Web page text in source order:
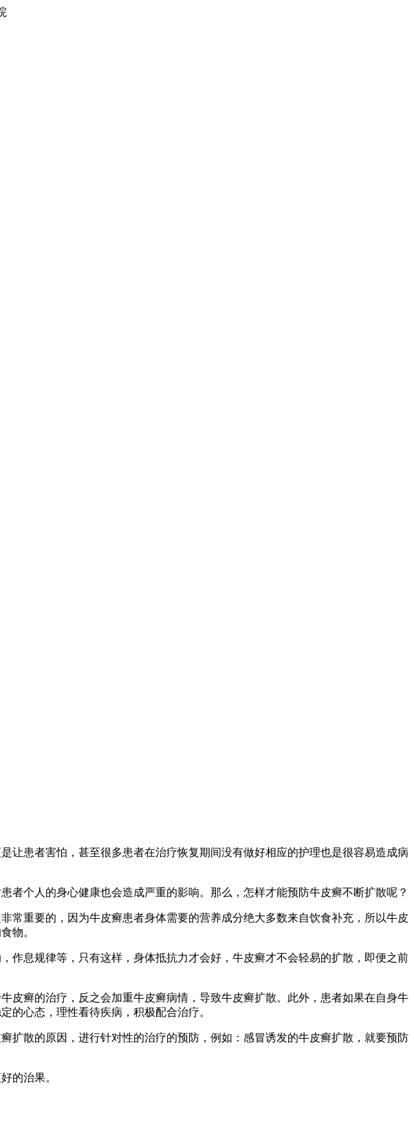
患者害怕，甚至很多患者在治疗恢复期间没有做好相应的护理也是很容易造成病
个人的身心健康也会造成严重的影响。那么，怎样才能预防牛皮癣不断扩散呢？
重要的，因为牛皮癣患者身体需要的营养成分绝大多数来自饮食补充，所以牛皮
物。
息规律等，只有这样，身体抵抗力才会好，牛皮癣才不会轻易的扩散，即便之前
癣的治疗，反之会加重牛皮癣病情，导致牛皮癣扩散。此外，患者如果在自身牛
的心态，理性看待疾病，积极配合治疗。
散的原因，进行针对性的治疗的预防，例如：感冒诱发的牛皮癣扩散，就要预防
的治果。